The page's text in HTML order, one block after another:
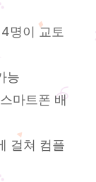
명이 교토
능
마트폰 배
걸쳐 컴플